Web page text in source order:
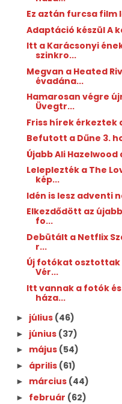
Ez aztán furcsa film
Adaptáció készül A
Itt a Karácsonyi
szinkro...
Megvan a Heated
évadána...
Hamarosan végre
Üvegtr...
Friss hírek érkeztek
Befutott a Dűne 3.
Újabb Ali
Leleplezték a The
kép...
Idén is lesz adventi
Elkezdődött az
fo...
Debütált a Netflix
r...
Új fotókat
Vér...
Itt vannak a fotók
háza...
► július (46)
► június (37)
► május (54)
► április (61)
► március (44)
► február (62)